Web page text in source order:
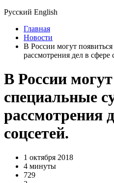
Русский English
Главная
Новости
В России могут
рассмотрения дел в сфере
В России
специальные
рассмотрения
соцсетей.
1 октября 2018
4 минуты
729